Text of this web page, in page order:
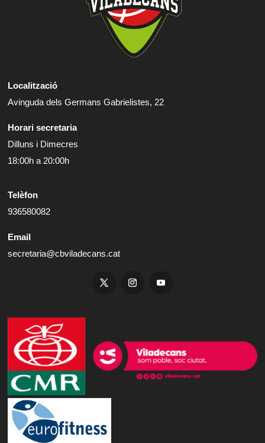
Localització
Avinguda dels Germans Gabrielistes, 22
Horari secretaria
Dilluns i Dimecres
18:00h a 20:00h
Telèfon
936580082
Email
secretaria@cbviladecans.cat